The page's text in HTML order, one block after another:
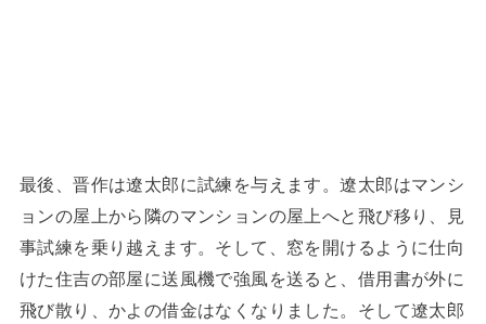
最後、晋作は遼太郎に試練を与えます。遼太郎はマンシ
ョンの屋上から隣のマンションの屋上へと飛び移り、見
事試練を乗り越えます。そして、窓を開けるように仕向
けた住吉の部屋に送風機で強風を送ると、借用書が外に
飛び散り、かよの借金はなくなりました。そして遼太郎